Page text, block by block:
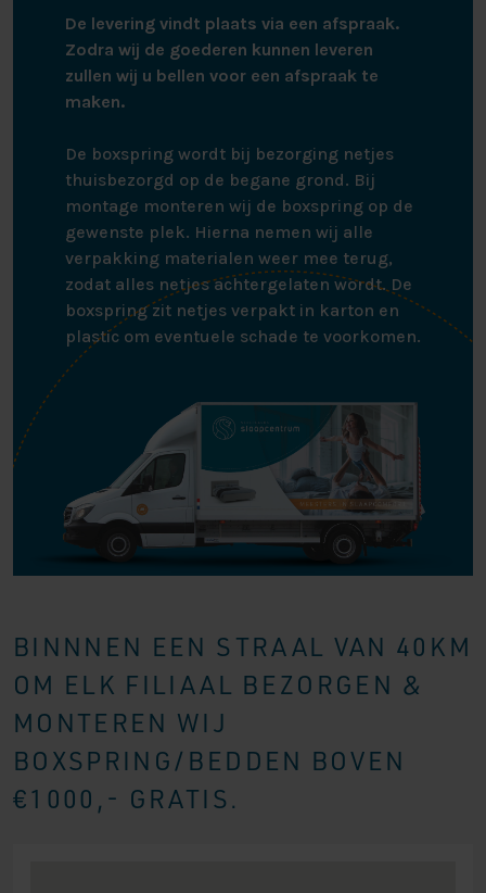
De levering vindt plaats via een afspraak.
Zodra wij de goederen kunnen leveren
zullen wij u bellen voor een afspraak te
maken.
De boxspring wordt bij bezorging netjes
thuisbezorgd op de begane grond. Bij
montage monteren wij de boxspring op de
gewenste plek. Hierna nemen wij alle
verpakking materialen weer mee terug,
zodat alles netjes achtergelaten wordt. De
boxspring zit netjes verpakt in karton en
plastic om eventuele schade te voorkomen.
BINNNEN EEN STRAAL VAN 40KM
OM ELK FILIAAL BEZORGEN &
MONTEREN WIJ
BOXSPRING/BEDDEN BOVEN
€1000,- GRATIS.